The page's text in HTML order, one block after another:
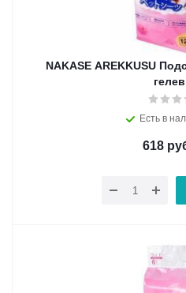
NAKASE AREKKUSU
Есть в
618